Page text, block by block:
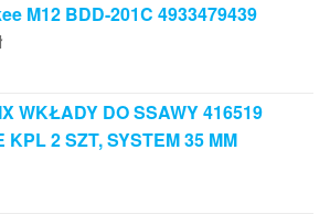
M12 BDD-201C 4933479439
WKŁADY DO SSAWY 416519
KPL 2 SZT, SYSTEM 35 MM